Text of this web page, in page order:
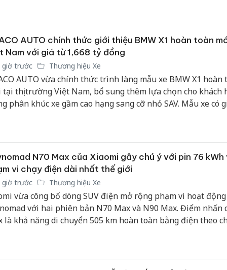
AUTO chính thức giới thiệu BMW X1 hoàn toàn
Nam với giá từ 1,668 tỷ đồng
giờ trước Thương hiệu Xe
AUTO vừa chính thức trình làng mẫu xe BMW X1 hoàn
tại thị trường Việt Nam, bổ sung thêm lựa chọn cho khách
phân khúc xe gầm cao hạng sang cỡ nhỏ SAV. Mẫu xe có
N70 Max của Xiaomi gây chú ý với pin 76 kWh
vi chạy điện dài nhất thế giới
giờ trước Thương hiệu Xe
vừa công bố dòng SUV điện mở rộng phạm vi hoạt động
với hai phiên bản N70 Max và N90 Max. Điểm nhấn
là khả năng di chuyển 505 km hoàn toàn bằng điện theo